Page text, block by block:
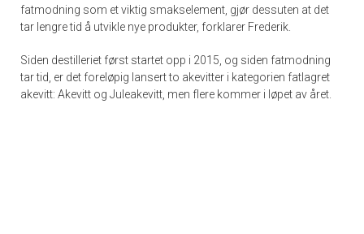
fatmodning som et viktig smakselement, gjør dessuten at det
tar lengre tid å utvikle nye produkter, forklarer Frederik.
Siden destilleriet først startet opp i 2015, og siden fatmodning
tar tid, er det foreløpig lansert to akevitter i kategorien fatlagret
akevitt: Akevitt og Juleakevitt, men flere kommer i løpet av året.